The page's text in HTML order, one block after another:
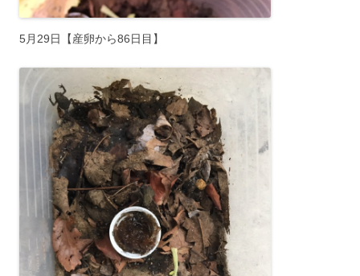
5月29日【産卵から86日目】